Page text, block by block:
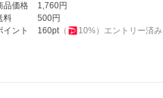
品価格 1,760円
料
500円
イント
160pt（ 10%） エントリー済み